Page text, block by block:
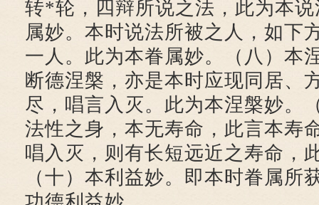
转*轮，四辩所说之法，此为本
属妙。本时说法所被之人，如下
一人。此为本眷属妙。（八）本
断德涅槃，亦是本时应现同居、
尽，唱言入灭。此为本涅槃妙。
法性之身，本无寿命，此言本寿
唱入灭，则有长短远近之寿命，
（十）本利益妙。即本时眷属所